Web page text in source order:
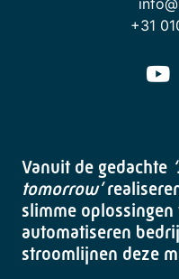
+31
Vanuit de gedachte
tomorrow’
slimme
automatiseren
stroomlijnen deze